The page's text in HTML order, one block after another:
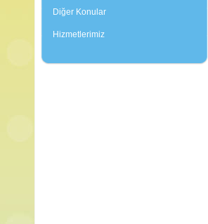
Diğer Konular
Hizmetlerimiz